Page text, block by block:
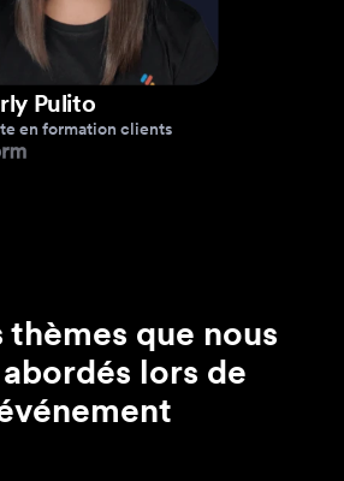
Pulito
en formation clients
que nous
lors de